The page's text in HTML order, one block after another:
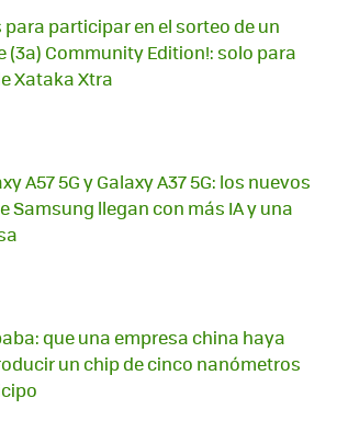
para participar en el sorteo de un
(3a) Community Edition!: solo para
Xataka Xtra
A57 5G y Galaxy A37 5G: los nuevos
Samsung llegan con más IA y una
que una empresa china haya
un chip de cinco nanómetros